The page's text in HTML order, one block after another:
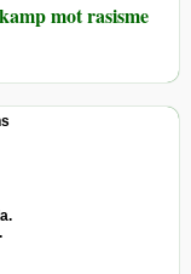
mot rasisme